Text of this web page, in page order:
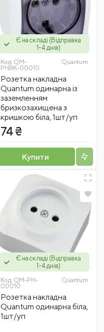
Є на складі (Відправка
1-4 днів)
Код: QM-
PHBK-00010
Quantum
Розетка накладна
Quantum одинарна із
заземленням
бризкозахищена з
кришкою біла, 1шт/уп
74 ₴
Купити
Є на складі (Відправка
1-4 днів)
Код: QM-PH-
00010
Quantum
Розетка накладна
Quantum одинарна біла,
1шт/уп